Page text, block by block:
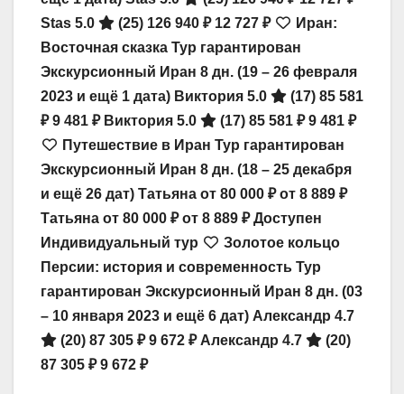
Stas 5.0
(25) 126 940 ₽ 12 727 ₽
Иран:
Восточная сказка Тур гарантирован
Экскурсионный Иран 8 дн. (19 – 26 февраля
2023 и ещё 1 дата) Виктория 5.0 (17) 85 581
₽9 481 ₽ Виктория 5.0 (17) 85 581 ₽9 481 ₽
Путешествие в Иран Тур гарантирован
Экскурсионный Иран 8 дн. (18 – 25 декабря
и ещё 26 дат) Татьяна от 80 000 ₽от 8 889 ₽
Татьяна от 80 000 ₽от 8 889 ₽Доступен
Индивидуальный тур
Золотое кольцо
Персии: история и современность Тур
гарантирован Экскурсионный Иран 8 дн. (03
– 10 января 2023 и ещё 6 дат) Александр 4.7
(20) 87 305 ₽9 672 ₽ Александр 4.7
(20)
87 305 ₽9 672 ₽